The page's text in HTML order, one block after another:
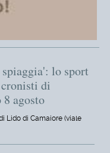
lo sport
di
agosto
Lido di Camaiore (viale